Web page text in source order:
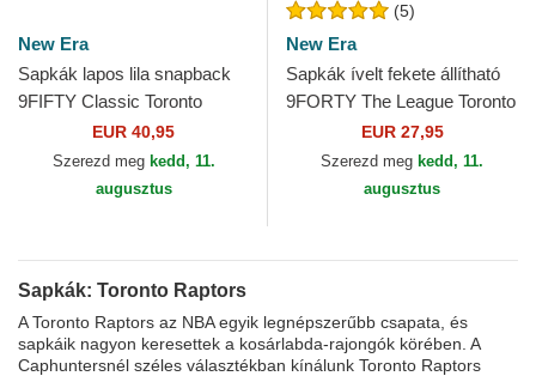
New Era
Sapkák lapos lila snapback
9FIFTY Classic Toronto
Raptors NBA New Era
EUR 40,95
Szerezd meg kedd, 11.
augusztus
(5)
New Era
Sapkák ívelt fekete állítható
9FORTY The League Toronto
Raptors NBA New Era
EUR 27,95
Szerezd meg kedd, 11.
augusztus
Sapkák: Toronto Raptors
A Toronto Raptors az NBA egyik legnépszerűbb csapata, és
sapkáik nagyon keresettek a kosárlabda-rajongók körében. A
Caphuntersnél széles választékban kínálunk Toronto Raptors